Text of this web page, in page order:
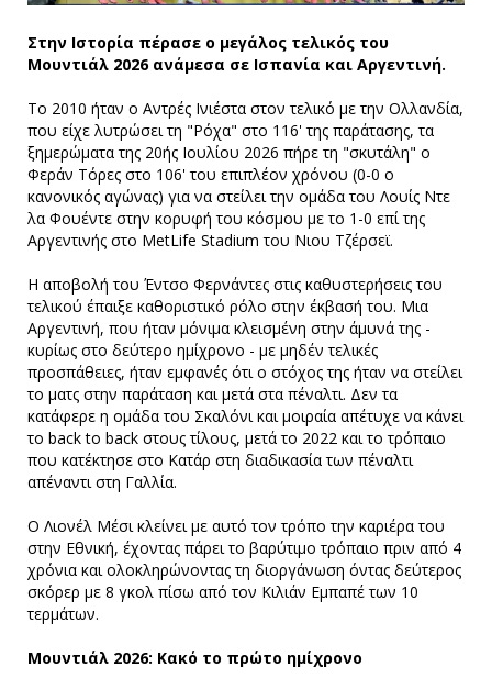
Στην Ιστορία πέρασε ο μεγάλος τελικός του
Μουντιάλ 2026 ανάμεσα σε Ισπανία και Αργεντινή.
Το 2010 ήταν ο Αντρές Ινιέστα στον τελικό με την Ολλανδία,
που είχε λυτρώσει τη "Ρόχα" στο 116' της παράτασης, τα
ξημερώματα της 20ής Ιουλίου 2026 πήρε τη "σκυτάλη" ο
Φεράν Τόρες στο 106' του επιπλέον χρόνου (0-0 ο
κανονικός αγώνας) για να στείλει την ομάδα του Λουίς Ντε
λα Φουέντε στην κορυφή του κόσμου με το 1-0 επί της
Αργεντινής στο MetLife Stadium του Νιου Τζέρσεϊ.
Η αποβολή του Έντσο Φερνάντες στις καθυστερήσεις του
τελικού έπαιξε καθοριστικό ρόλο στην έκβασή του. Μια
Αργεντινή, που ήταν μόνιμα κλεισμένη στην άμυνά της -
κυρίως στο δεύτερο ημίχρονο - με μηδέν τελικές
προσπάθειες, ήταν εμφανές ότι ο στόχος της ήταν να στείλει
το ματς στην παράταση και μετά στα πέναλτι. Δεν τα
κατάφερε η ομάδα του Σκαλόνι και μοιραία απέτυχε να κάνει
το back to back στους τίλους, μετά το 2022 και το τρόπαιο
που κατέκτησε στο Κατάρ στη διαδικασία των πέναλτι
απέναντι στη Γαλλία.
Ο Λιονέλ Μέσι κλείνει με αυτό τον τρόπο την καριέρα του
στην Εθνική, έχοντας πάρει το βαρύτιμο τρόπαιο πριν από 4
χρόνια και ολοκληρώνοντας τη διοργάνωση όντας δεύτερος
σκόρερ με 8 γκολ πίσω από τον Κιλιάν Eμπαπέ των 10
τερμάτων.
Μουντιάλ 2026: Κακό το πρώτο ημίχρονο